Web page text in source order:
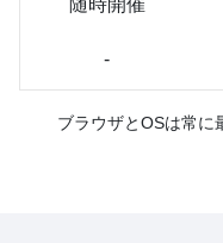
-
ブラウザとOSは常に